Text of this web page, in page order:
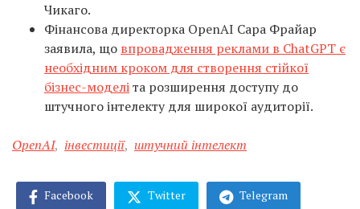
Чикаго.
Фінансова директорка OpenAI Сара Фрайар
заявила, що впровадження реклами в ChatGPT є
необхідним кроком для створення стійкої
бізнес-моделіта розширення доступу до
штучного інтелекту для широкої аудиторії.
OpenAI, інвестиції, штучний інтелект
Facebook Twitter Telegram